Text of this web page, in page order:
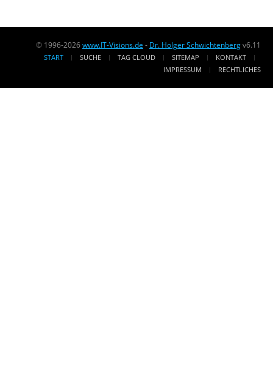
© 1996-2026www.IT-Visions.de - Dr. Holger Schwichtenbergv6.11
START SUCHE TAG CLOUD SITEMAP
KONTAKT
IMPRESSUM
RECHTLICHES